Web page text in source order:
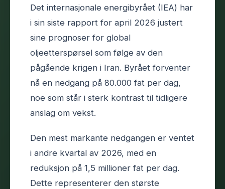
Det internasjonale energibyrået (IEA) har
i sin siste rapport for april 2026 justert
sine prognoser for global
oljeetterspørsel som følge av den
pågående krigen i Iran. Byrået forventer
nå en nedgang på 80.000 fat per dag,
noe som står i sterk kontrast til tidligere
anslag om vekst.
Den mest markante nedgangen er ventet
i andre kvartal av 2026, med en
reduksjon på 1,5 millioner fat per dag.
Dette representerer den største